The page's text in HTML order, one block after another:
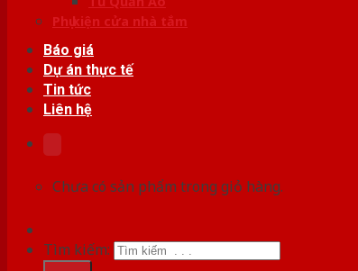
Phụ kiện cửa nhà tắm
Báo giá
Dự án thực tế
Tin tức
Liên hệ
Chưa có sản phẩm trong giỏ hàng.
Tìm kiếm: